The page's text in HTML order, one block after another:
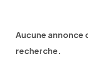
Aucune
recherche.